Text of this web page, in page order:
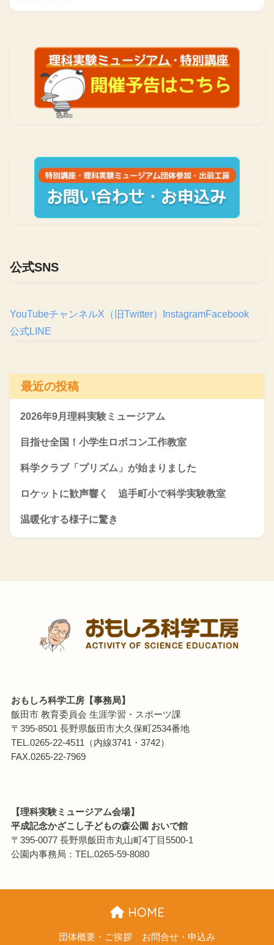
公式SNS
YouTubeチャンネルX（旧Twitter） InstagramFacebook
公式LINE
最近の投稿
2026年9月理科実験ミュージアム
目指せ全国！小学生ロボコン工作教室
科学クラブ「プリズム」が始まりました
ロケットに歓声響く 追手町小で科学実験教室
温暖化する様子に驚き
おもしろ科学工房【事務局】
飯田市 教育委員会 生涯学習・スポーツ課
〒395-8501 長野県飯田市大久保町2534番地
TEL.0265-22-4511（内線3741・3742）
FAX.0265-22-7969
【理科実験ミュージアム会場】
平成記念かざこし子どもの森公園 おいで館
〒395-0077 長野県飯田市丸山町4丁目5500-1
公園内事務局：TEL.0265-59-8080
HOME
団体概要・ご挨拶 お問合せ・申込み